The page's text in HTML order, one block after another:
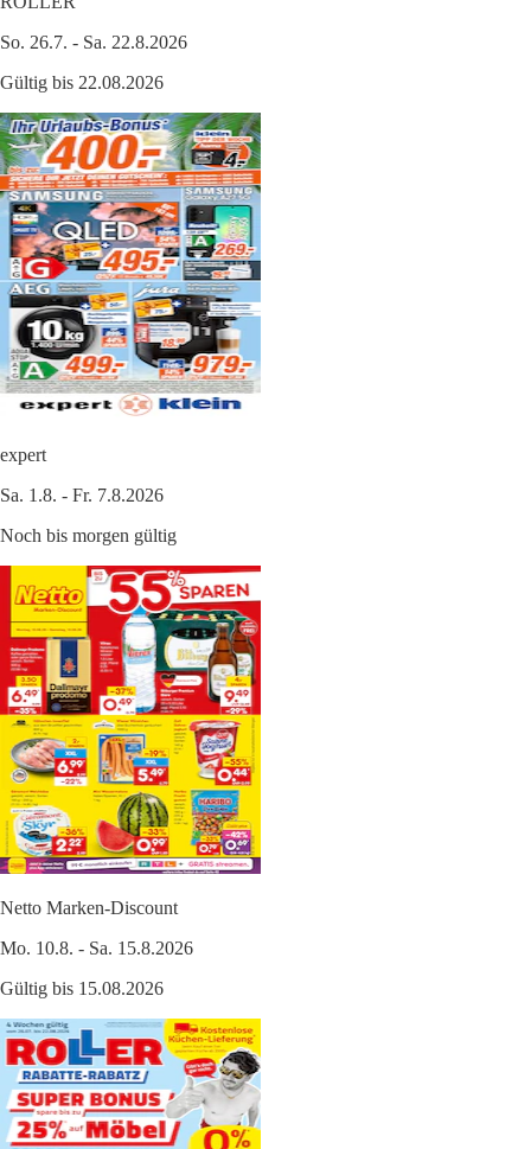
So. 26.7. - Sa. 22.8.2026
Gültig bis 22.08.2026
expert
Sa. 1.8. - Fr. 7.8.2026
Noch bis morgen gültig
Netto Marken-Discount
Mo. 10.8. - Sa. 15.8.2026
Gültig bis 15.08.2026